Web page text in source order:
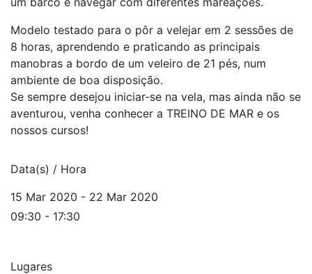
Modelo testado para o pôr a velejar em 2 sessões de
8 horas, aprendendo e praticando as principais
manobras a bordo de um veleiro de 21 pés, num
ambiente de boa disposição.
Se sempre desejou iniciar-se na vela, mas ainda não se
aventurou, venha conhecer a TREINO DE MAR e os
nossos cursos!
Data(s) / Hora
15 Mar 2020 - 22 Mar 2020
09:30 - 17:30
Lugares